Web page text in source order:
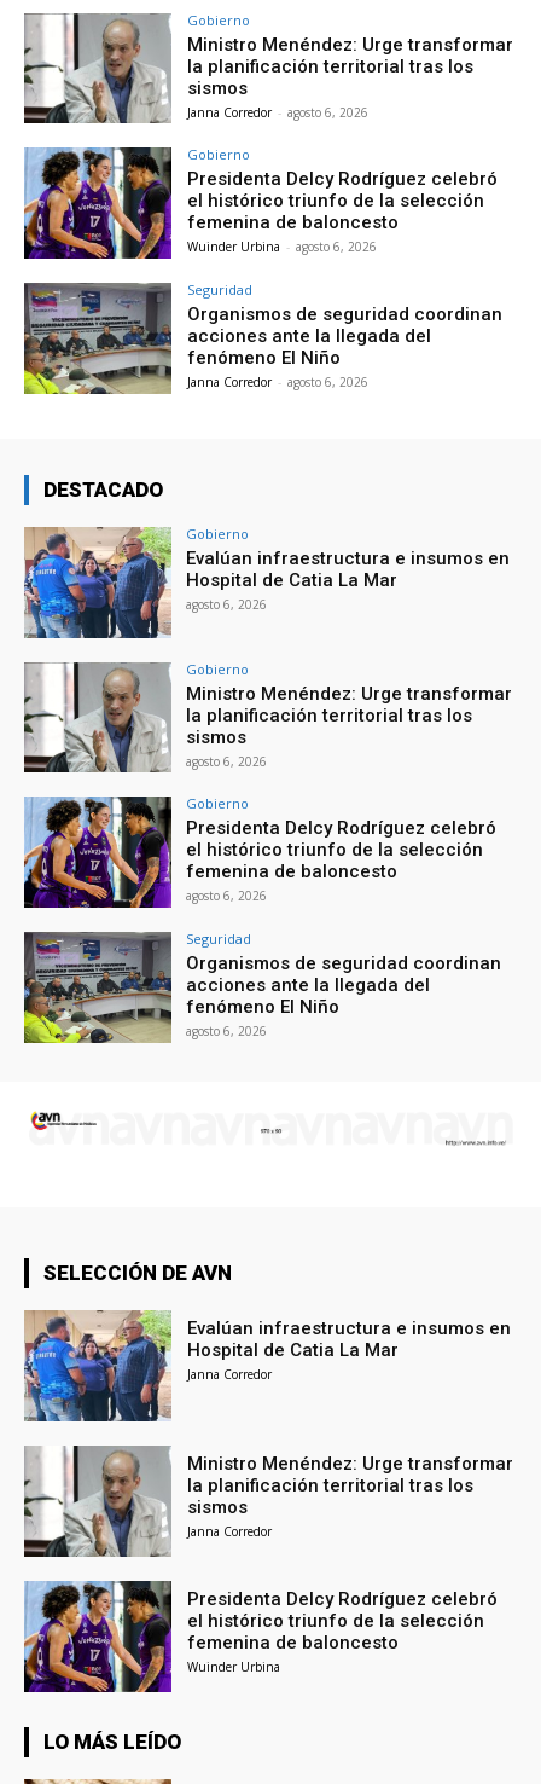
Gobierno
Ministro Menéndez: Urge transformar
la planificación territorial tras los
sismos
Janna Corredor - agosto 6, 2026
Gobierno
Presidenta Delcy Rodríguez celebró
el histórico triunfo de la selección
femenina de baloncesto
Wuinder Urbina - agosto 6, 2026
Seguridad
Organismos de seguridad coordinan
acciones ante la llegada del
fenómeno El Niño
Janna Corredor - agosto 6, 2026
DESTACADO
Gobierno
Evalúan infraestructura e insumos en
Hospital de Catia La Mar
agosto 6, 2026
Gobierno
Ministro Menéndez: Urge transformar
la planificación territorial tras los
sismos
agosto 6, 2026
Gobierno
Presidenta Delcy Rodríguez celebró
el histórico triunfo de la selección
femenina de baloncesto
agosto 6, 2026
Seguridad
Organismos de seguridad coordinan
acciones ante la llegada del
fenómeno El Niño
agosto 6, 2026
SELECCIÓN DE AVN
Evalúan infraestructura e insumos en
Hospital de Catia La Mar
Janna Corredor
Ministro Menéndez: Urge transformar
la planificación territorial tras los
sismos
Janna Corredor
Presidenta Delcy Rodríguez celebró
el histórico triunfo de la selección
femenina de baloncesto
Wuinder Urbina
LO MÁS LEÍDO